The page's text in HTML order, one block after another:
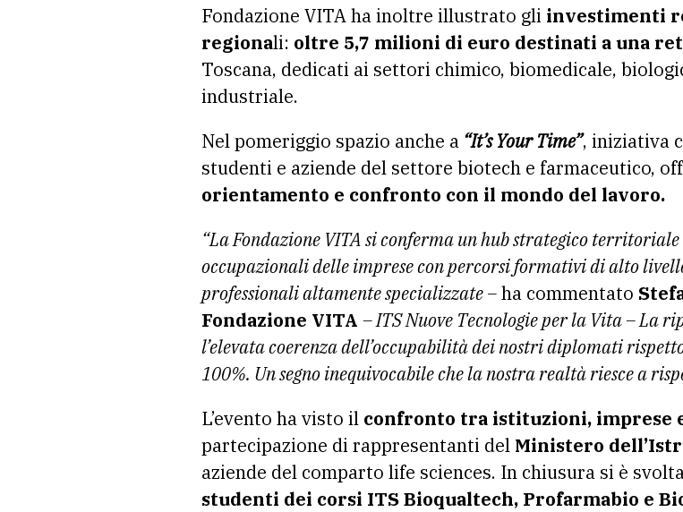
Fondazione VITA ha inoltre illustrato gli investimenti
regionali: oltre 5,7 milioni di euro destinati a una
Toscana, dedicati ai settori chimico, biomedicale,
industriale.
Nel pomeriggio spazio anche a “It’s Your Time”, iniziativa
studenti e aziende del settore biotech e farmaceutico,
orientamento e confronto con il mondo del lavoro.
“La Fondazione VITA si conferma un hub strategico
occupazionali delle imprese con percorsi formativi di alto
professionali altamente specializzate –ha commentato
Fondazione VITA – ITS Nuove Tecnologie per la Vita – La
l’elevata coerenza dell’occupabilità dei nostri diplomati
100%. Un segno inequivocabile che la nostra realtà riesce a
L’evento ha visto il confronto tra istituzioni, imprese
partecipazione di rappresentanti del Ministero
aziende del comparto life sciences. In chiusura si è
studenti dei corsi ITS Bioqualtech, Profarmabio e